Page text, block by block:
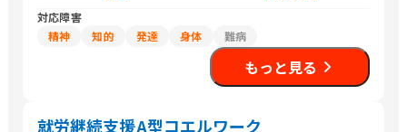
対応障害
精神
知的 発達 身体 難病
もっと見る
就労継続支援A型コエルワーク